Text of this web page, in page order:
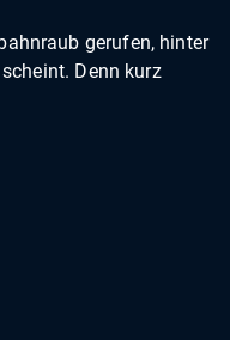
gerufen, hinter
Denn kurz